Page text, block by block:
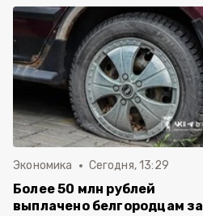
Экономика Сегодня, 13:29
Более 50 млн рублей
выплачено белгородцам за